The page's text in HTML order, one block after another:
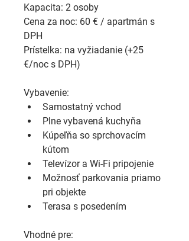
Kapacita: 2 osoby
Cena za noc: 60 € / apartmán s
DPH
Prístelka: na vyžiadanie (+25
€/noc s DPH)
Vybavenie:
Samostatný vchod
Plne vybavená kuchyňa
Kúpeľňa so sprchovacím
kútom
Televízor a Wi-Fi pripojenie
Možnosť parkovania priamo
pri objekte
Terasa s posedením
Vhodné pre: